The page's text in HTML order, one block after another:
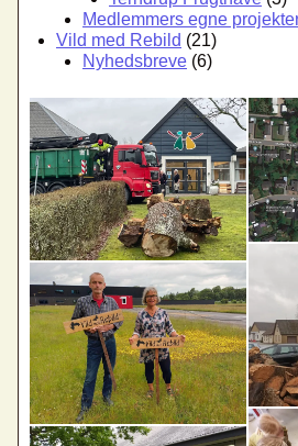
Medlemmers egne
Vild med Rebild (21)
Nyhedsbreve (6)